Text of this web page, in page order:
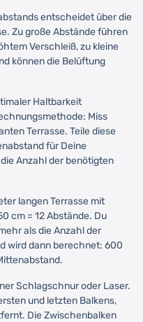
entscheidet über die
Zu große Abstände führen
Verschleiß, zu kleine
können die Belüftung
Haltbarkeit
Miss
Terrasse. Teile diese
für Deine
Anzahl der benötigten
langen Terrasse mit
cm = 12 Abstände. Du
als die Anzahl der
wird dann berechnet: 600
Schlagschnur oder Laser.
und letzten Balkens,
Die Zwischenbalken